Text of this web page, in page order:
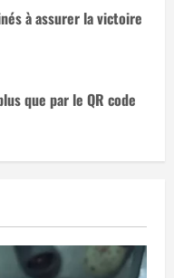
à assurer la victoire
que par le QR code